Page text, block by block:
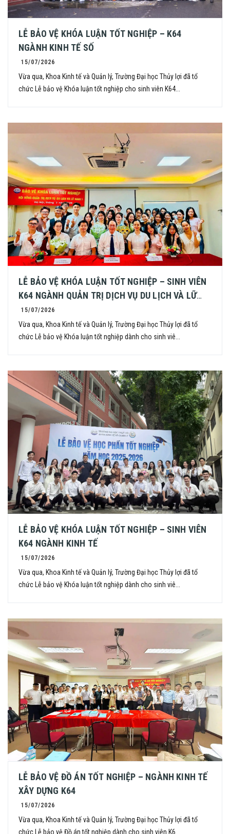
LỄ BẢO VỆ KHÓA LUẬN TỐT NGHIỆP – K64
NGÀNH KINH TẾ SỐ
15/07/2026
Vừa qua, Khoa Kinh tế và Quản lý, Trường Đại học Thủy lợi đã tổ
chức Lễ bảo vệ Khóa luận tốt nghiệp cho sinh viên K64...
LỄ BẢO VỆ KHÓA LUẬN TỐT NGHIỆP – SINH VIÊN
K64 NGÀNH QUẢN TRỊ DỊCH VỤ DU LỊCH VÀ LỮ
HÀNH
15/07/2026
Vừa qua, Khoa Kinh tế và Quản lý, Trường Đại học Thủy lợi đã tổ
chức Lễ bảo vệ Khóa luận tốt nghiệp dành cho sinh viê...
LỄ BẢO VỆ KHÓA LUẬN TỐT NGHIỆP – SINH VIÊN
K64 NGÀNH KINH TẾ
15/07/2026
Vừa qua, Khoa Kinh tế và Quản lý, Trường Đại học Thủy lợi đã tổ
chức Lễ bảo vệ Khóa luận tốt nghiệp dành cho sinh viê...
LỄ BẢO VỆ ĐỒ ÁN TỐT NGHIỆP – NGÀNH KINH TẾ
XÂY DỰNG K64
15/07/2026
Vừa qua, Khoa Kinh tế và Quản lý, Trường Đại học Thủy lợi đã tổ
chức Lễ bảo vệ Đồ án tốt nghiệp dành cho sinh viên K6...